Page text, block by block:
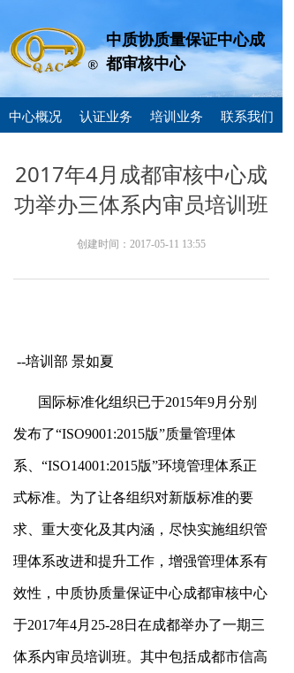
中质协质量保证中心成
都审核中心
中心概况 认证业务 培训业务 联系我们
2017年4月成都审核中心成
功举办三体系内审员培训班
创建时间： 2017-05-11 13:55
--培训部 景如夏
国际标准化组织已于2015年9月分别
发布了“ISO9001:2015版”质量管理体
系、“ISO14001:2015版”环境管理体系正
式标准。为了让各组织对新版标准的要
求、重大变化及其内涵，尽快实施组织管
理体系改进和提升工作，增强管理体系有
效性，中质协质量保证中心成都审核中心
于2017年4月25-28日在成都举办了一期三
体系内审员培训班。其中包括成都市信高